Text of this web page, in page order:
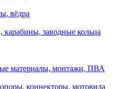
вёдра
карабины, заводные кольца
материалы, монтажи, ПВА
коннекторы, мотовила